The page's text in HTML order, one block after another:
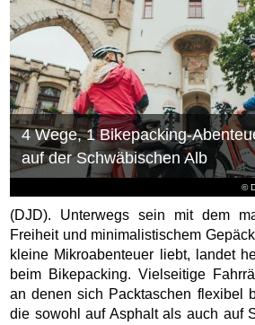
©
4 Wege, 1 Bikepacking-
auf der Schwäbischen Alb
(DJD). Unterwegs sein mit dem
Freiheit und minimalistischem
kleine Mikroabenteuer liebt, landet
beim Bikepacking. Vielseitige
an denen sich Packtaschen flexibel
die sowohl auf Asphalt als auch auf